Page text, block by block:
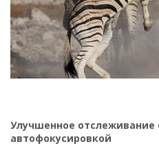
Улучшенное отслеживание
автофокусировкой